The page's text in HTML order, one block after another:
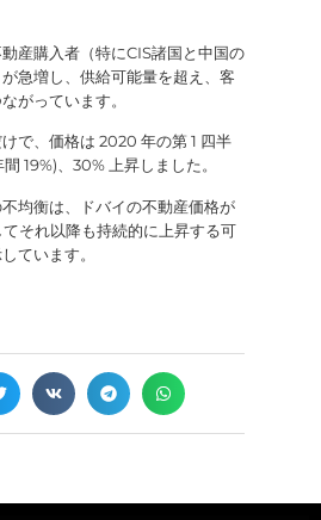
産購入者（特にCIS諸国と中国の
急増し、供給可能量を超え、客
がっています。
で、価格は 2020 年の第 1 四半
19%)、30% 上昇しました。
均衡は、ドバイの不動産価格が
それ以降も持続的に上昇する可
ています。